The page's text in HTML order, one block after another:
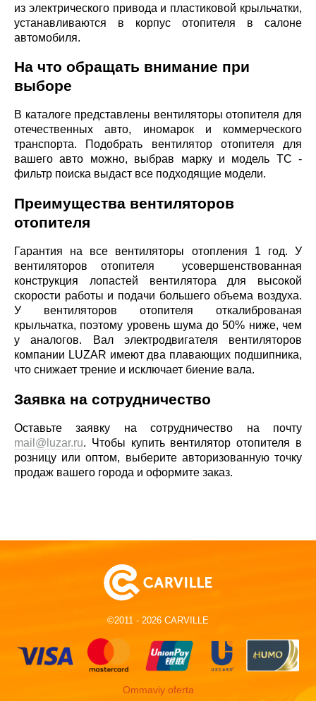
из электрического привода и пластиковой крыльчатки,
устанавливаются в корпус отопителя в салоне
автомобиля.
На что обращать внимание при
выборе
В каталоге представлены вентиляторы отопителя для
отечественных авто, иномарок и коммерческого
транспорта. Подобрать вентилятор отопителя для
вашего авто можно, выбрав марку и модель ТС -
фильтр поиска выдаст все подходящие модели.
Преимущества вентиляторов
отопителя
Гарантия на все вентиляторы отопления 1 год. У
вентиляторов отопителя усовершенствованная
конструкция лопастей вентилятора для высокой
скорости работы и подачи большего объема воздуха.
У вентиляторов отопителя откалиброваная
крыльчатка, поэтому уровень шума до 50% ниже, чем
у аналогов. Вал электродвигателя вентиляторов
компании LUZAR имеют два плавающих подшипника,
что снижает трение и исключает биение вала.
Заявка на сотрудничество
Оставьте заявку на сотрудничество на почту
mail@luzar.ru. Чтобы купить вентилятор отопителя в
розницу или оптом, выберите авторизованную точку
продаж вашего города и оформите заказ.
©2011 - 2026 CARVILLE
Ommaviy oferta